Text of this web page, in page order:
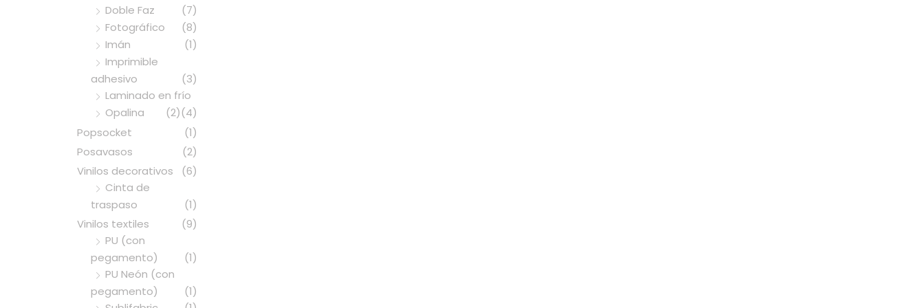
Doble Faz
(7)
Fotográfico
(8)
Imán
(1)
Imprimible
adhesivo
(3)
Laminado en frío
(4)
Opalina
(2)
Popsocket
(1)
Posavasos
(2)
Vinilos decorativos
(6)
Cinta de
traspaso
(1)
Vinilos textiles
(9)
PU (con
pegamento)
(1)
PU Neón (con
pegamento)
(1)